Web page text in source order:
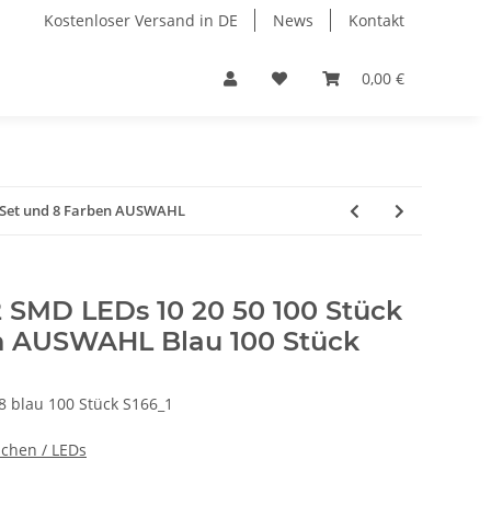
Kostenloser Versand in DE News Kontakt
0,00 €
und 8 Farben AUSWAHL
SMD LEDs 10 20 50 100 Stück
Blau 100 Stück
blau 100 Stück S166_1
/ LEDs